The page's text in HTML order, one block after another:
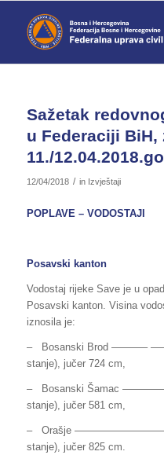
Sažetak
u Federaciji BiH,
11./
12/04/2018 / in Izvještaji
POPLAVE – VODOSTAJI
Posavski kanton
Vodostaj rijeke Save je u
Posavski kanton. Visina
iznosila je:
– Bosanski Brod ———–
stanje), jučer 724 cm,
– Bosanski Šamac
stanje), jučer 581 cm,
– Orašje
stanje), jučer 825 cm.